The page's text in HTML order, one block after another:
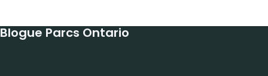
Blogue Parcs Ontario